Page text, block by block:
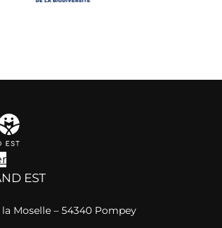
EST
Moselle – 54340 Pompey